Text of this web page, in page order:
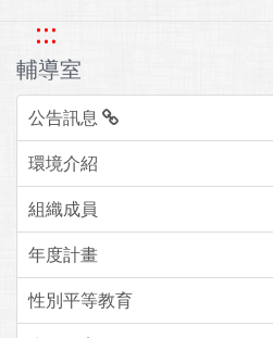
:::
輔導室
公告訊息
環境介紹
組織成員
年度計畫
性別平等教育